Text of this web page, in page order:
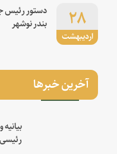
اردیبهشت
۲۸
دستور رئیس
بندر نوشهر
آخرین خبرها